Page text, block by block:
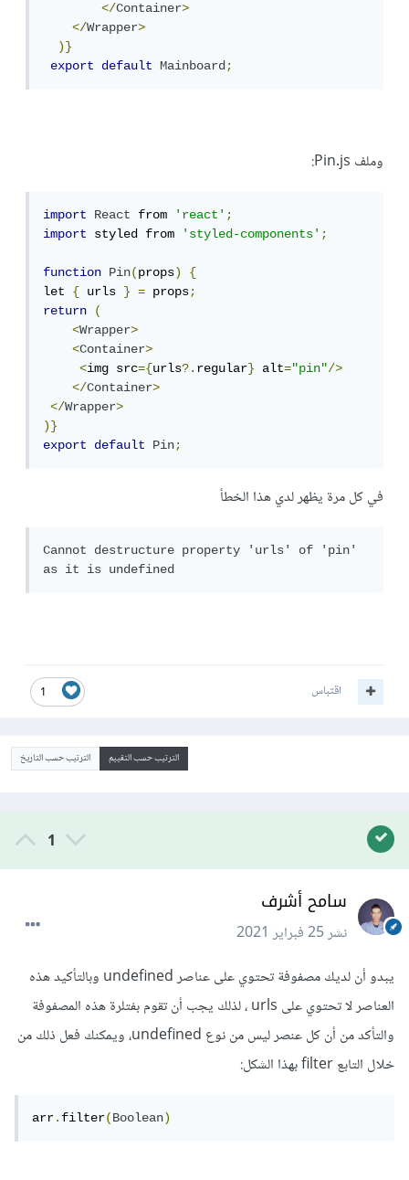
</Container>
</Wrapper>
)}
export
default Mainboard;
وملف Pin.js:
import React from 'react';
import
styled from 'styled-components';
function Pin(props)
{
let { urls } = props;
return
(
<Wrapper>
<Container>
<img src={urls?.regular} alt="pin"/>
</Container>
</Wrapper>
)}
export
default Pin;
في كل مرة يظهر لدي هذا الخطأ
Cannot destructure property 'urls' of 'pin'
as it is undefined
1 اقتباس
الترتيب حسب التقييم الترتيب حسب التاريخ
1
سامح أشرف
نشر25 فبراير 2021
يبدو أن لديك مصفوفة تحتوي على عناصر undefined وبالتأكيد هذه
العناصر لا تحتوي على urls ، لذلك يجب أن تقوم بفتلرة هذه المصفوفة
والتأكد من أن كل عنصر ليس من نوع undefined، ويمكنك فعل ذلك من
خلال التابع filter بهذا الشكل:
arr.filter(Boolean)